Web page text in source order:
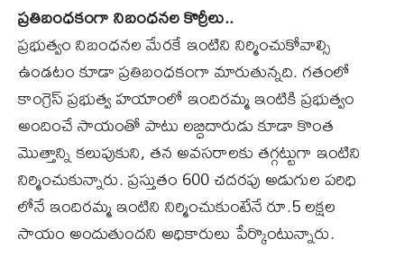
ప్రతిబంధకంగా నిబంధనల కొర్రీలు..
ప్రభుత్వం నిబంధనల మేరకే ఇంటిని నిర్మించుకోవాల్సి
ఉండటం కూడా ప్రతిబంధకంగా మారుతున్నది. గతంలో
కాంగ్రెస్ ప్రభుత్వ హయాంలో ఇందిరమ్మ ఇంటికి ప్రభుత్వం
అందించే సాయంతో పాటు లబ్ధిదారుడు కూడా కొంత
మొత్తాన్ని కలుపుకుని, తన అవసరాలకు తగ్గట్టుగా ఇంటిని
నిర్మించుకున్నారు. ప్రస్తుతం 600 చదరపు అడుగుల పరిధి
లోనే ఇందిరమ్మ ఇంటిని నిర్మించుకుంటేనే రూ.5 లక్షల
సాయం అందుతుందని అధికారులు పేర్కొంటున్నారు.